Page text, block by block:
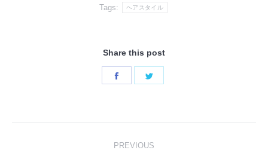
Tags: ヘアスタイル
Share this post
Share
PREVIOUS